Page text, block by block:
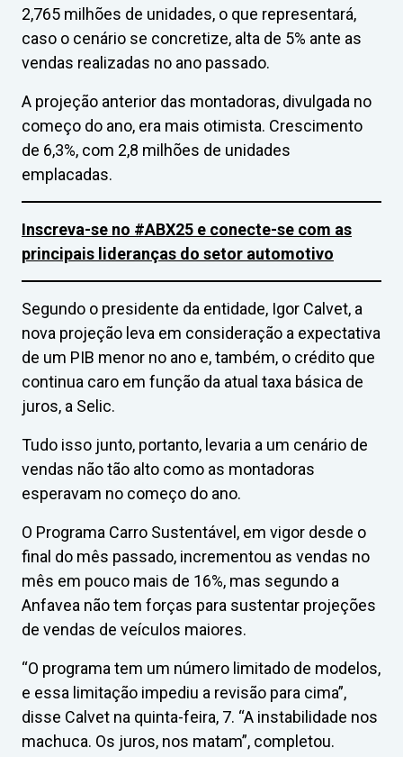
2,765 milhões de unidades, o que representará,
caso o cenário se concretize, alta de 5% ante as
vendas realizadas no ano passado.
A projeção anterior das montadoras, divulgada no
começo do ano, era mais otimista. Crescimento
de 6,3%, com 2,8 milhões de unidades
emplacadas.
Inscreva-se no #ABX25 e conecte-se com as
principais lideranças do setor automotivo
Segundo o presidente da entidade, Igor Calvet, a
nova projeção leva em consideração a expectativa
de um PIB menor no ano e, também, o crédito que
continua caro em função da atual taxa básica de
juros, a Selic.
Tudo isso junto, portanto, levaria a um cenário de
vendas não tão alto como as montadoras
esperavam no começo do ano.
O Programa Carro Sustentável, em vigor desde o
final do mês passado, incrementou as vendas no
mês em pouco mais de 16%, mas segundo a
Anfavea não tem forças para sustentar projeções
de vendas de veículos maiores.
“O programa tem um número limitado de modelos,
e essa limitação impediu a revisão para cima”,
disse Calvet na quinta-feira, 7. “A instabilidade nos
machuca. Os juros, nos matam”, completou.